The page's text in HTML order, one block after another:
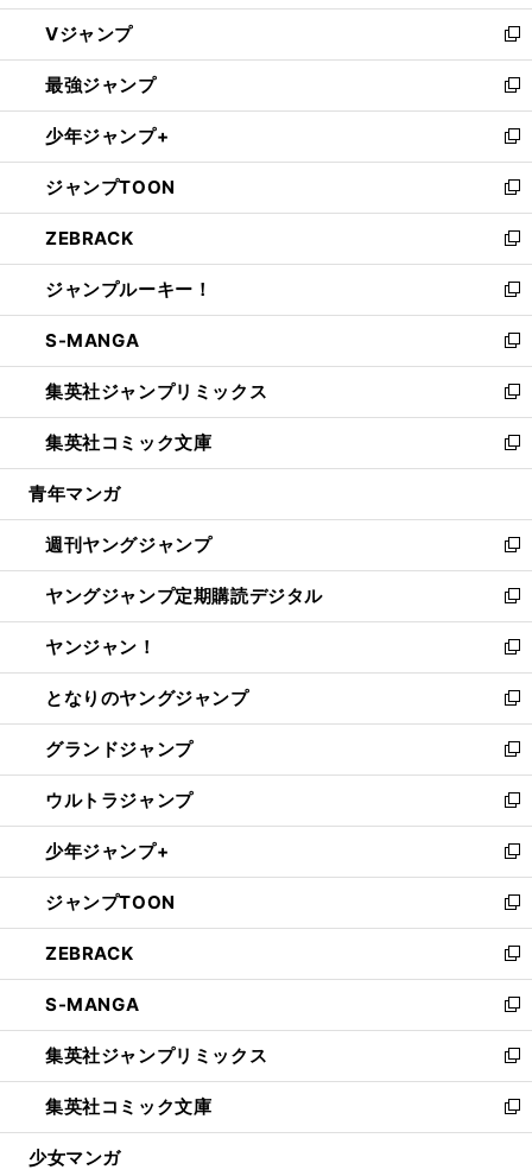
ウ
ィ
ン
ド
ウ
で
開
く
し
い
ウ
ィ
ン
ド
ウ
で
開
く
Vジャンプ
新
し
い
ウ
ィ
ン
ド
ウ
で
開
く
最強ジャンプ
新
し
い
ウ
ィ
ン
ド
ウ
で
開
く
少年ジャンプ+
新
し
い
ウ
ィ
ン
ド
ウ
で
開
く
ジャンプTOON
新
し
い
ウ
ィ
ン
ド
ウ
で
開
く
ZEBRACK
新
し
い
ウ
ィ
ン
ド
ウ
で
開
ジャンプルーキー！
新
し
い
ウ
ィ
ン
ド
ウ
開
く
S-MANGA
新
し
い
ウ
ィ
ン
ウ
で
開
く
集英社ジャンプリミックス
新
し
い
ウ
ン
ド
ウ
で
開
く
集英社コミック文庫
新
し
ウ
ィ
ン
ド
ウ
で
開
く
青年マンガ
週刊ヤングジャンプ
新
し
い
ウ
ィ
ン
ド
ウ
で
開
く
ヤングジャンプ定期購読デジタル
新
し
い
ウ
ィ
ン
ド
ウ
で
開
く
ヤンジャン！
新
し
い
ウ
ィ
ン
ド
ウ
で
開
く
となりのヤングジャンプ
新
し
い
ウ
ィ
ン
ド
ウ
で
開
く
グランドジャンプ
新
し
い
ウ
ィ
ン
ド
ウ
で
開
く
ウルトラジャンプ
新
し
い
ウ
ィ
ン
ド
ウ
で
開
く
少年ジャンプ+
新
し
い
ウ
ィ
ン
ド
ウ
で
開
く
ジャンプTOON
新
し
い
ウ
ィ
ン
ド
ウ
で
開
ZEBRACK
新
し
い
ウ
ィ
ン
ド
ウ
S-MANGA
新
し
い
ウ
ィ
ン
集英社ジャンプリミックス
新
し
い
ウ
集英社コミック文庫
新
し
少女マンガ